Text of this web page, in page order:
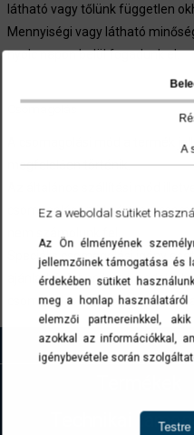
látható vagy tőlünk független
Mennyiségi vagy látható
nyolc napon belül fogadunk el.
A csomagolási mód a termék
megfelelően történik.
csomagolásért ide értve a
Speciális csomagolási igény
ajánlatkérésben/
csomagolási felárral
Technikai
A
Ez a weboldal sütiket
Az Ön élményének
jellemzőinek támogatása és
érdekében sütiket
meg a honlap
elemzői partnereinkkel,
azokkal az információkkal,
igénybevétele során